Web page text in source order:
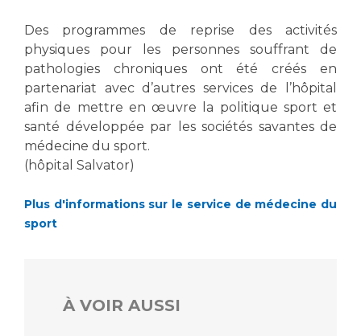
Médecine nucléaire
Maladies rares
Maternité Hôpital Nord
Vos représentants
Les Comités Locaux des Usagers
Centres de référence Maladies Rares
Plateforme d'Expertise Maladies Rares
Presse / Multimédia
Communiqués de presse
Médiathèque
Rôles et missions
Des programmes de reprise des activités
physiques pour les personnes souffrant de
pathologies chroniques ont été créés en
partenariat avec d’autres services de l’hôpital
afin de mettre en œuvre la politique sport et
santé développée par les sociétés savantes de
médecine du sport.
(hôpital Salvator)
Plus d'informations sur le service de médecine du
sport
À VOIR AUSSI